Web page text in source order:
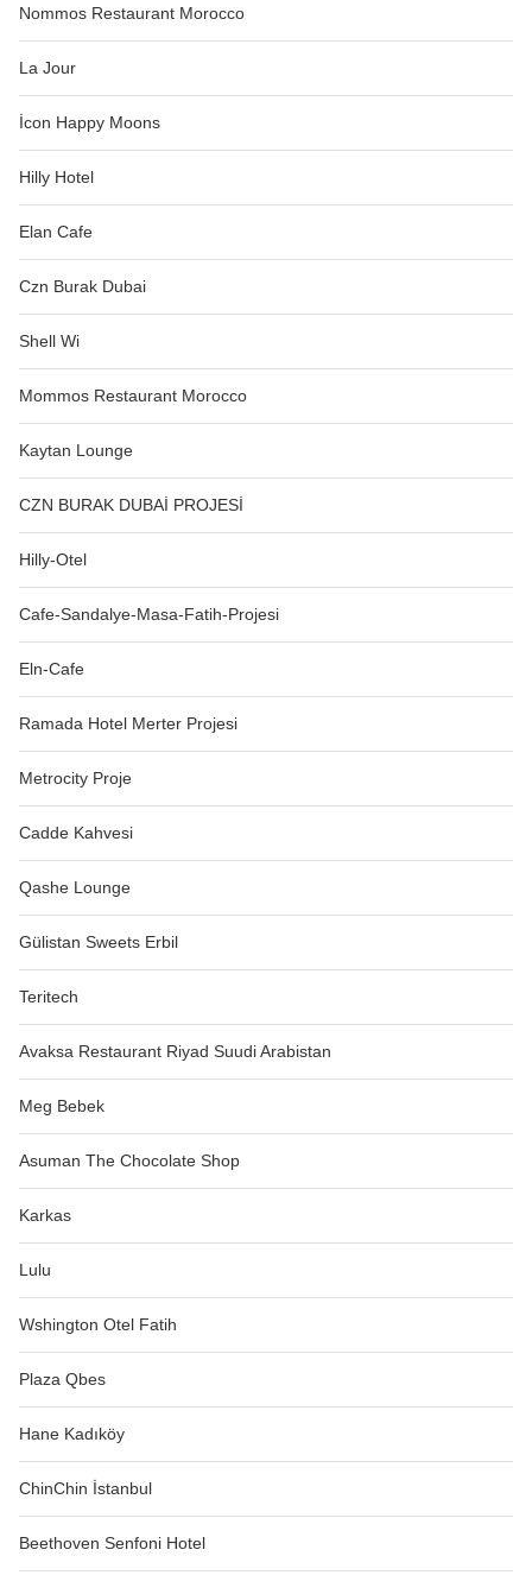
Nommos Restaurant Morocco
La Jour
İcon Happy Moons
Hilly Hotel
Elan Cafe
Czn Burak Dubai
Shell Wi
Mommos Restaurant Morocco
Kaytan Lounge
CZN BURAK DUBAİ PROJESİ
Hilly-Otel
Cafe-Sandalye-Masa-Fatih-Projesi
Eln-Cafe
Ramada Hotel Merter Projesi
Metrocity Proje
Cadde Kahvesi
Qashe Lounge
Gülistan Sweets Erbil
Teritech
Avaksa Restaurant Riyad Suudi Arabistan
Meg Bebek
Asuman The Chocolate Shop
Karkas
Lulu
Wshington Otel Fatih
Plaza Qbes
Hane Kadıköy
ChinChin İstanbul
Beethoven Senfoni Hotel